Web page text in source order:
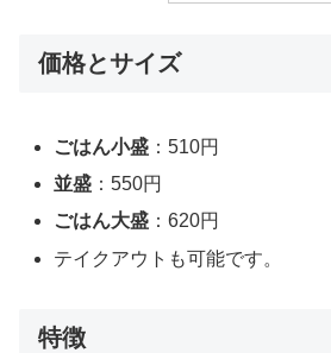
価格とサイズ
ごはん小盛 ：510円
並盛 ：550円
ごはん大盛 ：620円
テイクアウトも可能です。
特徴